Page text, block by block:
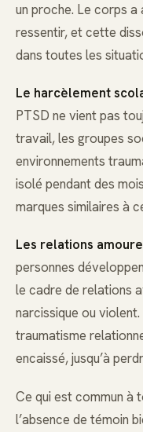
un proche. Le corps a
ressentir, et cette
dans toutes les
Le harcèlement
PTSD ne vient pas
travail, les groupes
environnements
isolé pendant des
marques similaires à
Les relations
personnes
le cadre de relations
narcissique ou violent.
traumatisme
encaissé, jusqu’à
Ce qui est commun à
l’absence de témoin